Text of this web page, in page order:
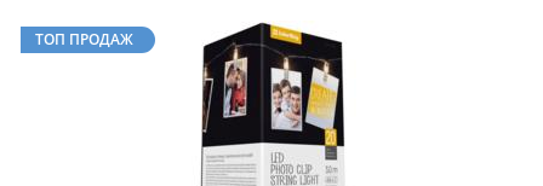
ТОП ПРОДАЖ